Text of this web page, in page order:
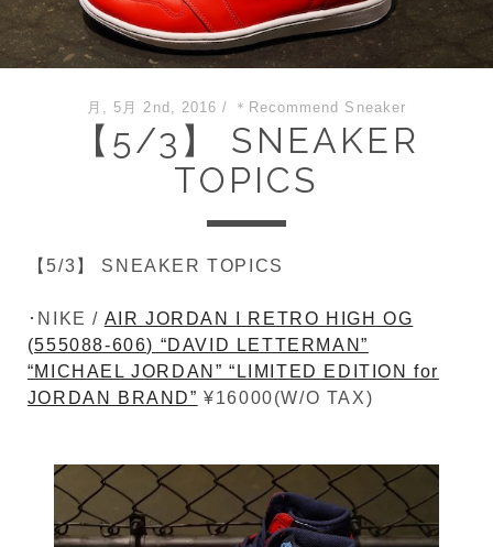
月, 5月 2nd, 2016 / ＊Recommend Sneaker
【5/3】 SNEAKER
TOPICS
【5/3】 SNEAKER TOPICS
･NIKE / AIR JORDAN I RETRO HIGH OG
(555088-606) “DAVID LETTERMAN”
“MICHAEL JORDAN” “LIMITED EDITION for
JORDAN BRAND” ¥16000(W/O TAX)